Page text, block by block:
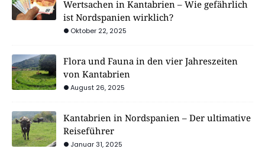
Wertsachen in Kantabrien – Wie gefährlich
ist Nordspanien wirklich?
Oktober 22, 2025
Flora und Fauna in den vier Jahreszeiten
von Kantabrien
August 26, 2025
Kantabrien in Nordspanien – Der ultimative
Reiseführer
Januar 31, 2025